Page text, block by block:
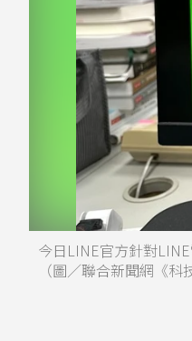
今日LINE官方針對
（圖／聯合新聞網《科